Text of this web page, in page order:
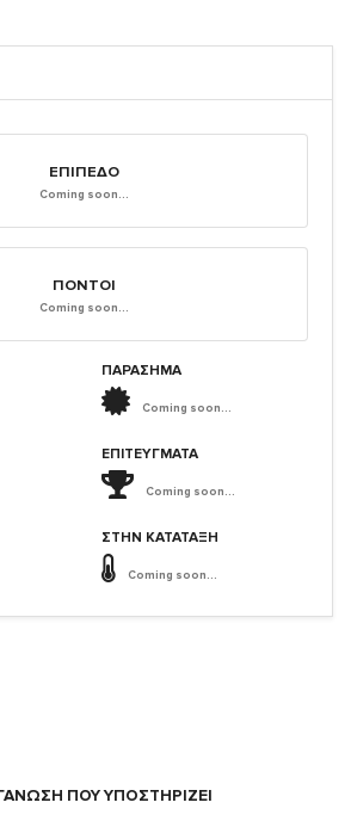
ΕΠΊΠΕΔΟ
Coming soon...
ΠΌΝΤΟΙ
Coming soon...
ΠΑΡΑΣΗΜΑ
Coming soon...
ΕΠΙΤΕΎΓΜΑΤΑ
Coming soon...
ΣΤΗΝ ΚΑΤΆΤΑΞΗ
Coming soon...
ΠΟΥ ΥΠΟΣΤΗΡΙΖΕΙ